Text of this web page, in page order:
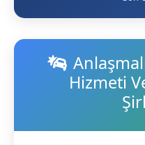
Hizmeti